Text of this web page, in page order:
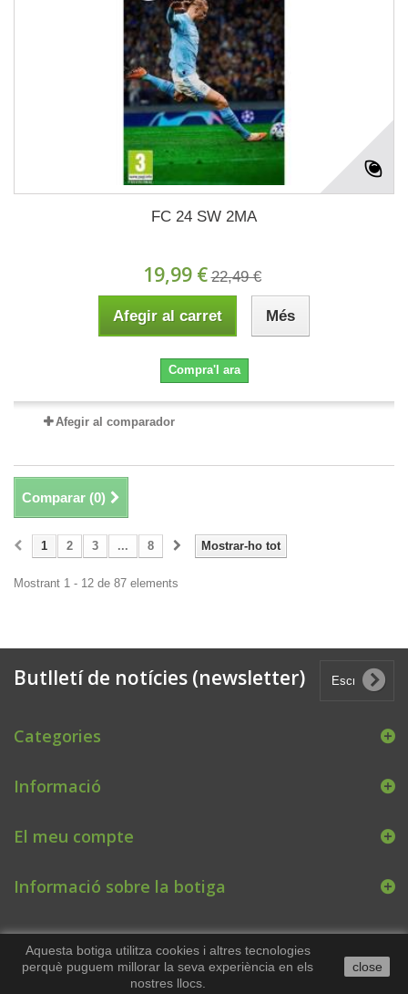
FC 24 SW 2MA
19,99 € 22,49 €
Afegir al carret Més
Compra'l ara
Afegir al comparador
Comparar (0)
Mostrar-ho tot
1 2 3 ... 8
Mostrant 1 - 12 de 87 elements
Butlletí de notícies (newsletter)
Categories
Informació
El meu compte
Informació sobre la botiga
Aquesta botiga utilitza cookies i altres tecnologies
perquè puguem millorar la seva experiència en els
nostres llocs.
close